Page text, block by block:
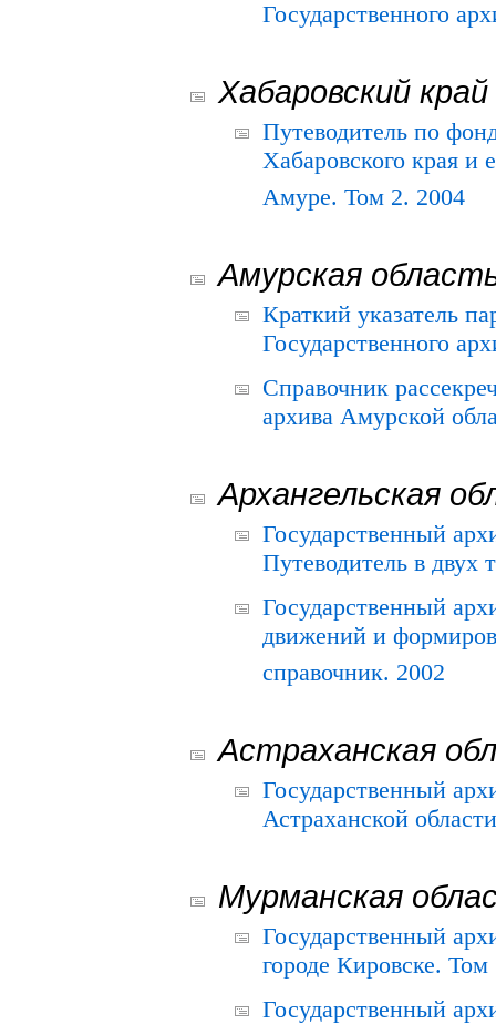
Государственного
Хабаровский край
Путеводитель по
Хабаровского края и
Амуре. Том 2. 2004
Амурская
Краткий указатель
Государственного
Справочник
архива Амурской
Архангельская
Государственный
Путеводитель в двух
Государственный
движений и
справочник. 2002
Астраханская
Государственный
Астраханской
Мурманская
Государственный
городе Кировске.
Государственный